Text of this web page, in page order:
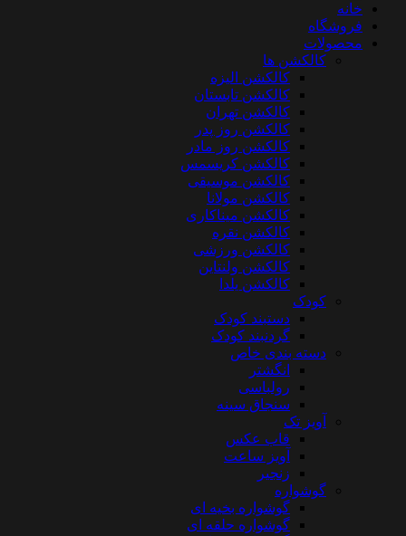
خانه
فروشگاه
محصولات
کالکشن ها
کالکشن الیزه
کالکشن تابستان
کالکشن تهران
کالکشن روز پدر
کالکشن روز مادر
کالکشن کریسمس
کالکشن موسیقی
کالکشن مولانا
کالکشن میناکاری
کالکشن نقره
کالکشن ورزشی
کالکشن ولنتاین
کالکشن یلدا
کودک
دستبند کودک
گردنبند کودک
دسته بندی خاص
انگشتر
رولباسی
سنجاق سینه
آویز تک
قاب عکس
آویز ساعت
زنجیر
گوشواره
گوشواره بخیه ای
گوشواره حلقه ای